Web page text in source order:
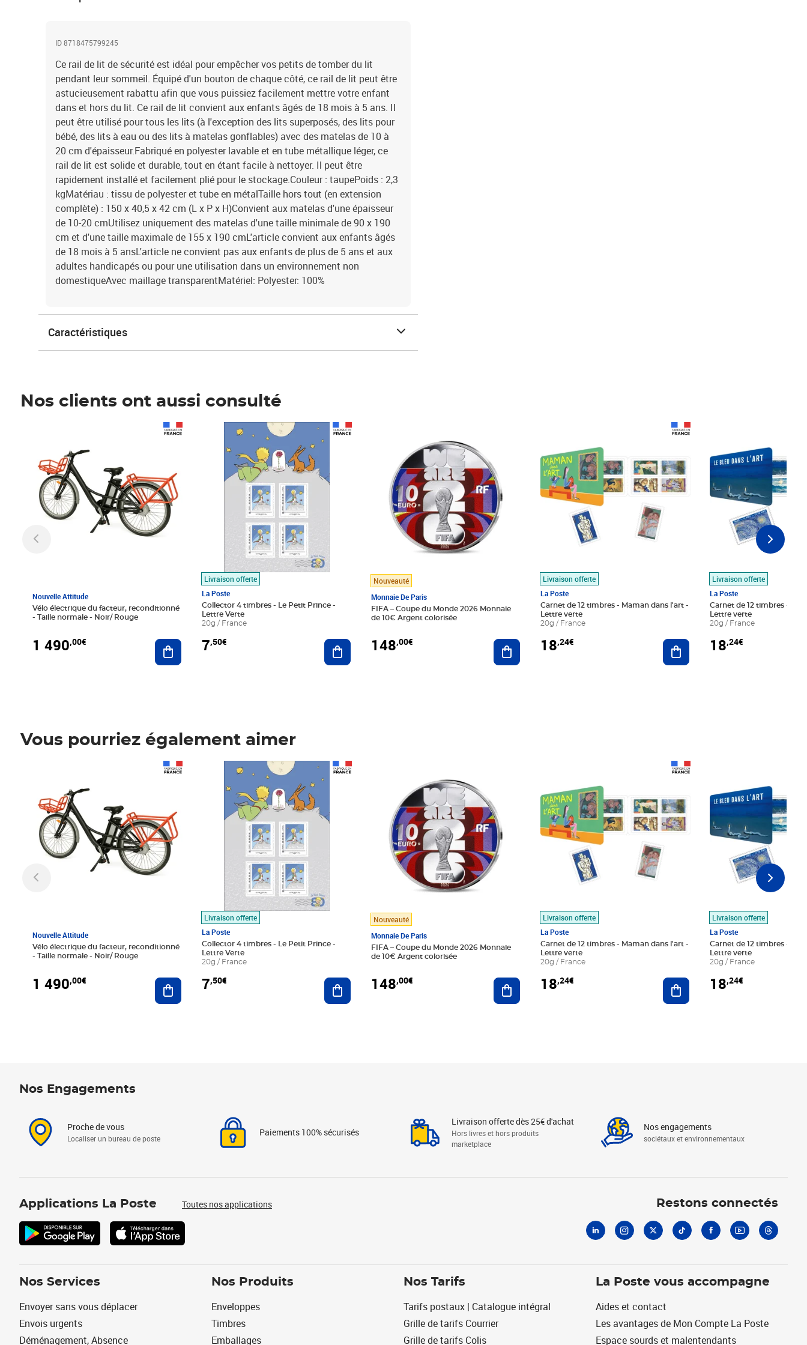
ID 8718475799245
Ce rail de lit de sécurité est idéal pour empêcher vos petits de tomber du lit
pendant leur sommeil. Équipé d'un bouton de chaque côté, ce rail de lit peut être
astucieusement rabattu afin que vous puissiez facilement mettre votre enfant
dans et hors du lit. Ce rail de lit convient aux enfants âgés de 18 mois à 5 ans. Il
peut être utilisé pour tous les lits (à l'exception des lits superposés, des lits pour
bébé, des lits à eau ou des lits à matelas gonflables) avec des matelas de 10 à
20 cm d'épaisseur.Fabriqué en polyester lavable et en tube métallique léger, ce
rail de lit est solide et durable, tout en étant facile à nettoyer. Il peut être
rapidement installé et facilement plié pour le stockage.Couleur : taupePoids : 2,3
kgMatériau : tissu de polyester et tube en métalTaille hors tout (en extension
complète) : 150 x 40,5 x 42 cm (L x P x H)Convient aux matelas d'une épaisseur
de 10-20 cmUtilisez uniquement des matelas d'une taille minimale de 90 x 190
cm et d'une taille maximale de 155 x 190 cmL'article convient aux enfants âgés
de 18 mois à 5 ansL'article ne convient pas aux enfants de plus de 5 ans et aux
adultes handicapés ou pour une utilisation dans un environnement non
domestiqueAvec maillage transparentMatériel: Polyester: 100%
Caractéristiques
Nos clients ont aussi consulté
Nouvelle Attitude
Vélo électrique du facteur, reconditionné
- Taille normale - Noir/ Rouge
1 490,00€ Ajouter au panier
Livraison offerte
La Poste
Collector 4 timbres - Le Petit Prince -
Lettre Verte
20g / France
7,50€
Prix 7,50€
Ajouter au panier
Nouveauté
Monnaie De Paris
FIFA – Coupe du Monde 2026 Monnaie
de 10€ Argent colorisée
148,00€ Ajouter au panier
Livraison offerte
La Poste
Carnet de 12 timbres - Maman dans l'art -
Lettre verte
20g / France
18,24€ Ajouter au panier
Livraison offerte
La Poste
Carnet de 12 timbres - Le
Lettre verte
20g / France
18,24€
Vous pourriez également aimer
Nouvelle Attitude
Vélo électrique du facteur, reconditionné
- Taille normale - Noir/ Rouge
1 490,00€ Ajouter au panier
Livraison offerte
La Poste
Collector 4 timbres - Le Petit Prince -
Lettre Verte
20g / France
7,50€
Prix 7,50€
Ajouter au panier
Nouveauté
Monnaie De Paris
FIFA – Coupe du Monde 2026 Monnaie
de 10€ Argent colorisée
148,00€ Ajouter au panier
Livraison offerte
La Poste
Carnet de 12 timbres - Maman dans l'art -
Lettre verte
20g / France
18,24€ Ajouter au panier
Livraison offerte
La Poste
Carnet de 12 timbres - Le
Lettre verte
20g / France
18,24€
Nos Engagements
Proche de vous
Localiser un bureau de poste
Paiements 100% sécurisés
Livraison offerte dès 25€ d'achat
Hors livres et hors produits
marketplace
Nos engagements
sociétaux et environnementaux
Applications La Poste Toutes nos applications Restons connectés
Nos Services
Envoyer sans vous déplacer
Envois urgents
Déménagement, Absence
Nos Produits
Enveloppes
Timbres
Emballages
Nos Tarifs
Tarifs postaux | Catalogue intégral
Grille de tarifs Courrier
Grille de tarifs Colis
La Poste vous accompagne
Aides et contact
Les avantages de Mon Compte La Poste
Espace sourds et malentendants